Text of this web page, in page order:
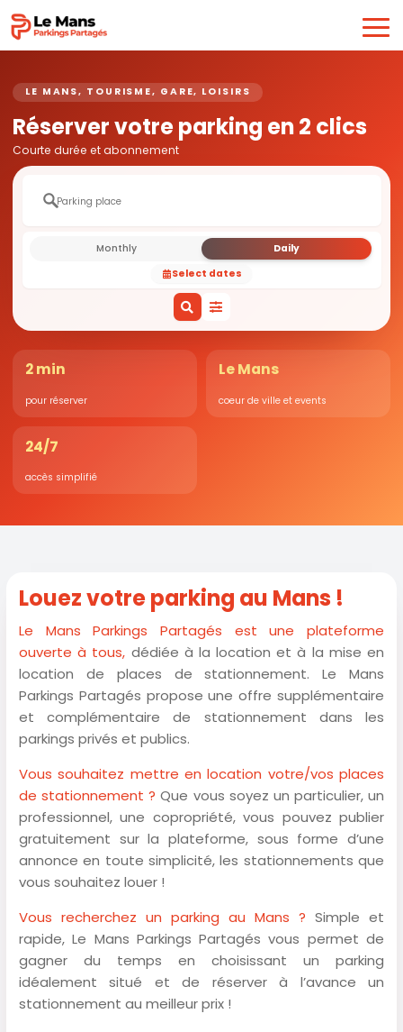
LE MANS, TOURISME, GARE, LOISIRS
Réserver votre parking en 2 clics
Courte durée et abonnement
Monthly
Daily
Select dates
2 min
pour réserver
Le Mans
coeur de ville et events
24/7
accès simplifié
Louez votre parking au Mans !
Le Mans Parkings Partagés est une plateforme
ouverte à tous, dédiée à la location et à la mise en
location de places de stationnement. Le Mans
Parkings Partagés propose une offre supplémentaire
et complémentaire de stationnement dans les
parkings privés et publics.
Vous souhaitez mettre en location votre/vos places
de stationnement ? Que vous soyez un particulier, un
professionnel, une copropriété, vous pouvez publier
gratuitement sur la plateforme, sous forme d’une
annonce en toute simplicité, les stationnements que
vous souhaitez louer !
Vous recherchez un parking au Mans ? Simple et
rapide, Le Mans Parkings Partagés vous permet de
gagner du temps en choisissant un parking
idéalement situé et de réserver à l’avance un
stationnement au meilleur prix !